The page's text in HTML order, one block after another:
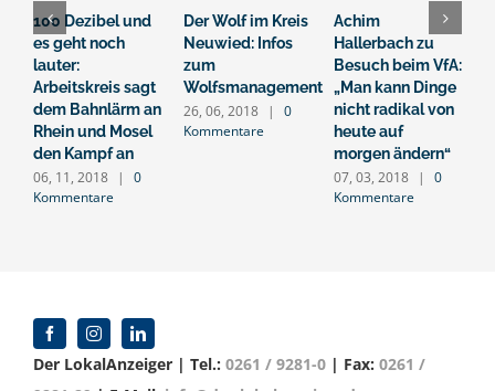
100 Dezibel und
es geht noch
lauter:
Arbeitskreis sagt
dem Bahnlärm an
Rhein und Mosel
den Kampf an
06, 11, 2018 |
0
Kommentare
Der Wolf im Kreis
Neuwied: Infos
zum
Wolfsmanagement
26, 06, 2018 |
0
Kommentare
Achim
Hallerbach zu
Besuch beim VfA:
„Man kann Dinge
nicht radikal von
heute auf
morgen ändern“
07, 03, 2018 |
0
Kommentare
Der LokalAnzeiger | Tel.: 0261 / 9281-0 | Fax: 0261 /